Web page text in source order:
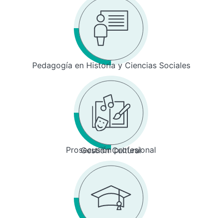
Pedagogía en Historia y Ciencias Sociales
Prosecusión profesional
Gestión Cultural